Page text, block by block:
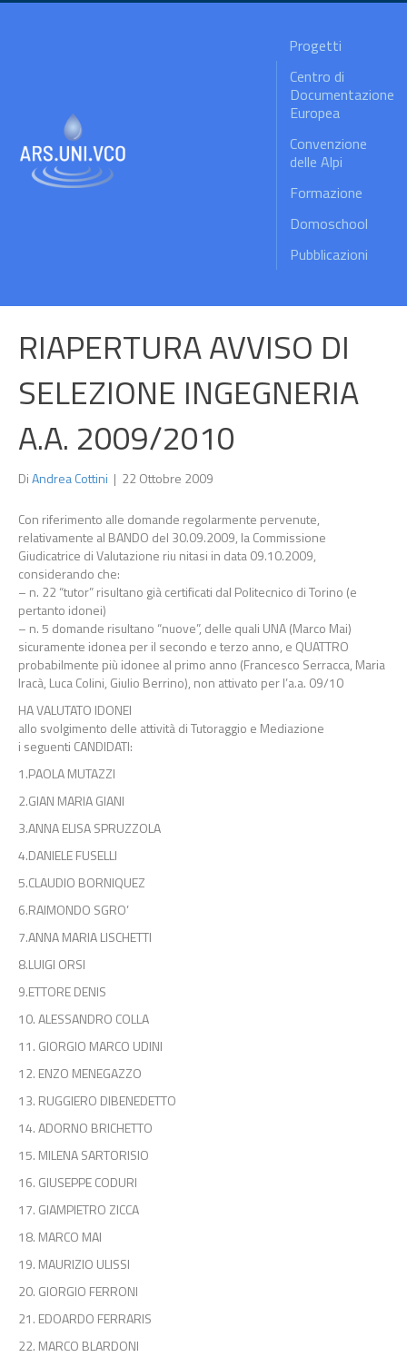
Progetti
Centro di
Documentazione
Europea
Convenzione
delle Alpi
Formazione
Domoschool
Pubblicazioni
RIAPERTURA AVVISO DI
SELEZIONE INGEGNERIA
A.A. 2009/2010
DiAndrea Cottini | 22 Ottobre 2009
Con riferimento alle domande regolarmente pervenute,
relativamente al BANDO del 30.09.2009, la Commissione
Giudicatrice di Valutazione riu nitasi in data 09.10.2009,
considerando che:
– n. 22 “tutor” risultano già certificati dal Politecnico di Torino (e
pertanto idonei)
– n. 5 domande risultano “nuove”, delle quali UNA (Marco Mai)
sicuramente idonea per il secondo e terzo anno, e QUATTRO
probabilmente più idonee al primo anno (Francesco Serracca, Maria
Iracà, Luca Colini, Giulio Berrino), non attivato per l’a.a. 09/10
HA VALUTATO IDONEI
allo svolgimento delle attività di Tutoraggio e Mediazione
i seguenti CANDIDATI:
1.PAOLA MUTAZZI
2.GIAN MARIA GIANI
3.ANNA ELISA SPRUZZOLA
4.DANIELE FUSELLI
5.CLAUDIO BORNIQUEZ
6.RAIMONDO SGRO’
7.ANNA MARIA LISCHETTI
8.LUIGI ORSI
9.ETTORE DENIS
10. ALESSANDRO COLLA
11. GIORGIO MARCO UDINI
12. ENZO MENEGAZZO
13. RUGGIERO DIBENEDETTO
14. ADORNO BRICHETTO
15. MILENA SARTORISIO
16. GIUSEPPE CODURI
17. GIAMPIETRO ZICCA
18. MARCO MAI
19. MAURIZIO ULISSI
20. GIORGIO FERRONI
21. EDOARDO FERRARIS
22. MARCO BLARDONI